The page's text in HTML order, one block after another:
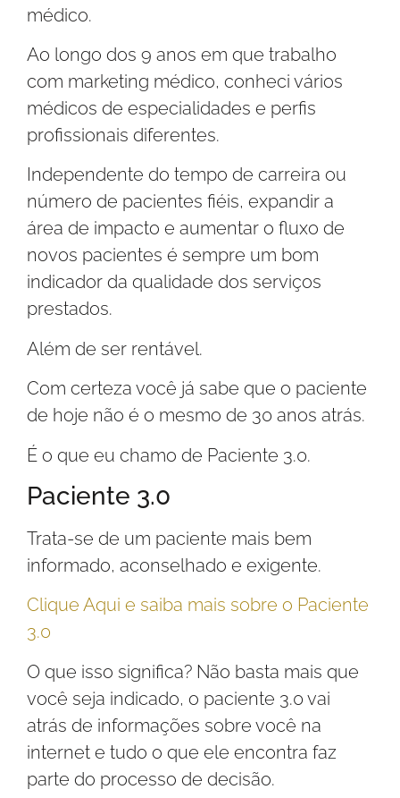
médico.
Ao longo dos 9 anos em que trabalho
com marketing médico, conheci vários
médicos de especialidades e perfis
profissionais diferentes.
Independente do tempo de carreira ou
número de pacientes fiéis, expandir a
área de impacto e aumentar o fluxo de
novos pacientes é sempre um bom
indicador da qualidade dos serviços
prestados.
Além de ser rentável.
Com certeza você já sabe que o paciente
de hoje não é o mesmo de 30 anos atrás.
É o que eu chamo de Paciente 3.0.
Paciente 3.0
Trata-se de um paciente mais bem
informado, aconselhado e exigente.
Clique Aqui e saiba mais sobre o Paciente
3.0
O que isso significa? Não basta mais que
você seja indicado, o paciente 3.0 vai
atrás de informações sobre você na
internet e tudo o que ele encontra faz
parte do processo de decisão.